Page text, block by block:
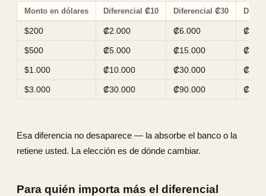
Monto en dólares Diferencial ₡10 Diferencial ₡30
$200 ₡2.000 ₡6.000
$500 ₡5.000 ₡15.000
$1.000 ₡10.000 ₡30.000
$3.000 ₡30.000 ₡90.000
Esa diferencia no desaparece — la absorbe el banco o la
retiene usted. La elección es de dónde cambiar.
Para quién importa más el diferencial